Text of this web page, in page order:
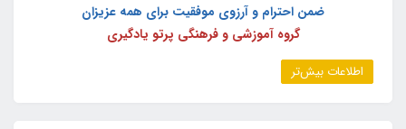
ضمن احترام و آرزوی موفقیت برای همه عزیزان
گروه آموزشی و فرهنگی پرتو یادگیری
اطلاعات بیش‌تر